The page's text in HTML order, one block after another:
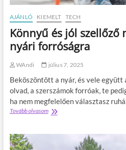
n
e
r
k
v
i
e
l
e
s
z
e
e
é
l
y
t
a
l
k
e
r
d
e
z
l
e
g
j
AJÁNLÓ KIEMELT TECH
Könnyű és jól szellőző
nyári forróságra
WAndi július 7, 2025
Beköszöntött a nyár, és vele együtt
olvad, a szerszámok forróak, te
ha nem megfelelően választasz
Tovább olvasomK